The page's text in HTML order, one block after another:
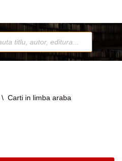
\ Carti in limba araba